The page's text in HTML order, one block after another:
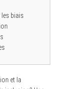
les biais
et la